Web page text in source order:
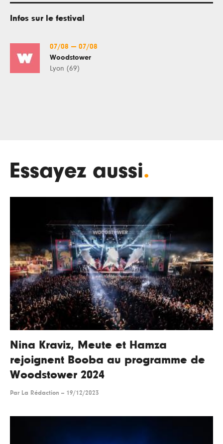
Infos sur le festival
07/08 — 07/08
Woodstower
Lyon (69)
Essayez aussi.
Nina Kraviz, Meute et Hamza
rejoignent Booba au programme de
Woodstower 2024
Par La Rédaction -- 19/12/2023